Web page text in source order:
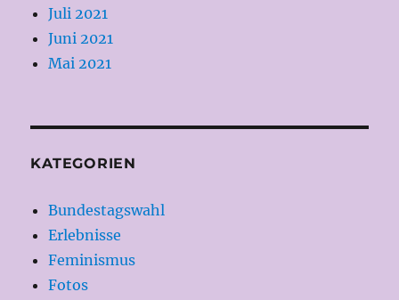
Juli 2021
Juni 2021
Mai 2021
KATEGORIEN
Bundestagswahl
Erlebnisse
Feminismus
Fotos